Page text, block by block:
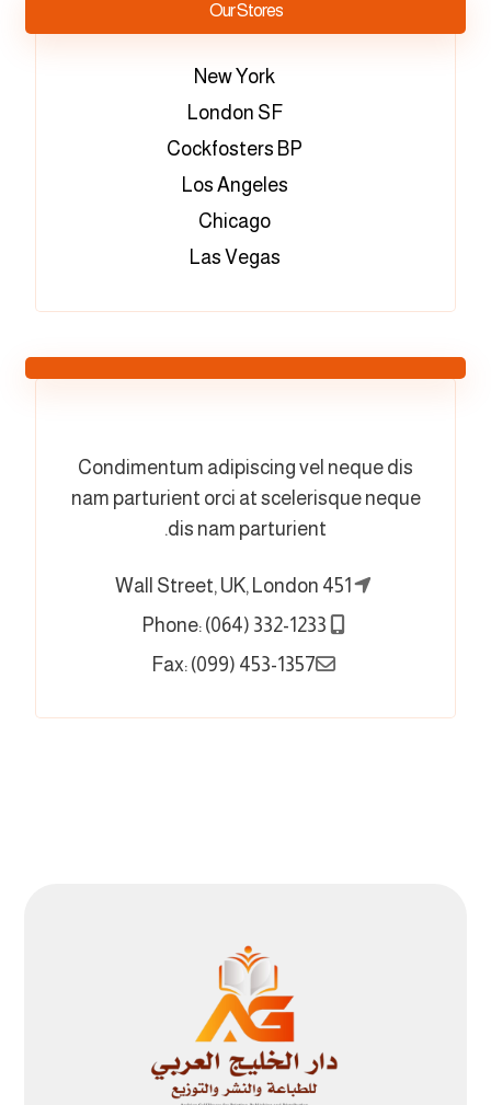
Our Stores
New York
London SF
Cockfosters BP
Los Angeles
Chicago
Las Vegas
Condimentum adipiscing vel neque dis
nam parturient orci at scelerisque neque
dis nam parturient.
451 Wall Street, UK, London
Fax: (099) 453-1357